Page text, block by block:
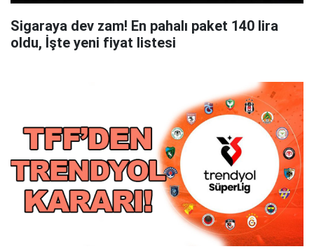
Sigaraya dev zam! En pahalı paket 140 lira
oldu, İşte yeni fiyat listesi